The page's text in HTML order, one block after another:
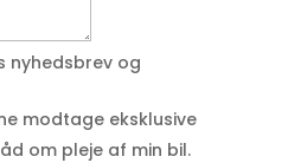
nyhedsbrev og
modtage eksklusive
om pleje af min bil.